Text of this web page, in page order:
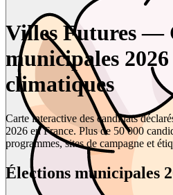
Villes Futures —
municipales
climatiques
Carte interactive des candidats
2026 en France. Plus de 50 000
programmes, sites de campagne et
Élections municipales